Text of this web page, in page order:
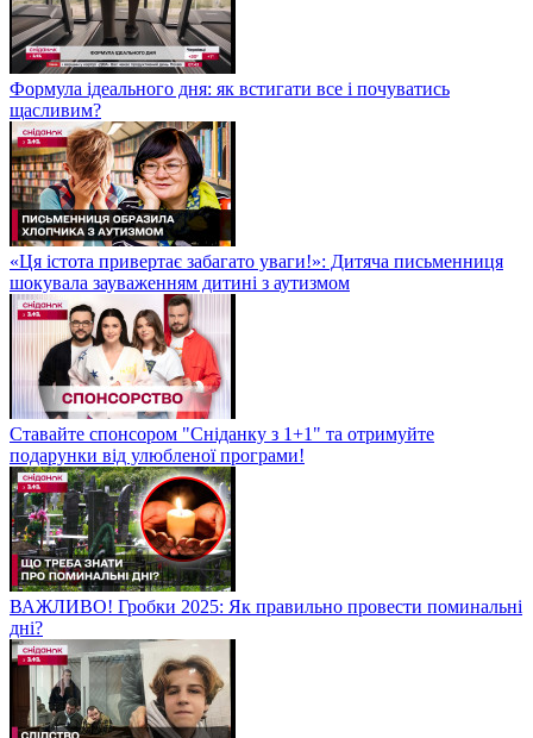
Формула ідеального дня: як встигати все і почуватись
щасливим?
«Ця істота привертає забагато уваги!»: Дитяча письменниця
шокувала зауваженням дитині з аутизмом
Ставайте спонсором "Сніданку з 1+1" та отримуйте
подарунки від улюбленої програми!
ВАЖЛИВО! Гробки 2025: Як правильно провести поминальні
дні?